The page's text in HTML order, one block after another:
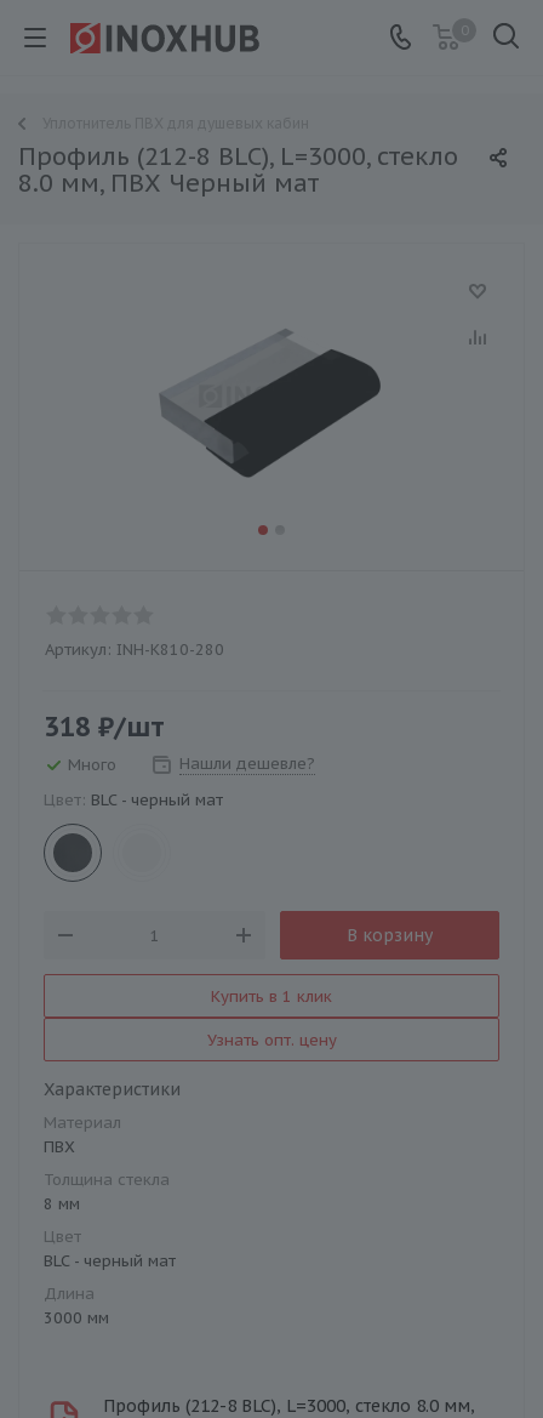
0
Профиль (212-8 BLC), L=3000, стекло
8.0 мм, ПВХ Черный мат
Артикул: INH-K810-280
318 ₽/шт
Много
Нашли дешевле?
Цвет: BLC - черный мат
В корзину
Купить в 1 клик
Узнать опт. цену
Характеристики
Материал
ПВХ
Толщина стекла
8 мм
Цвет
BLC - черный мат
Длина
3000 мм
Профиль (212-8 BLC), L=3000, стекло 8.0 мм,